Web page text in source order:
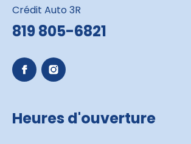
Crédit Auto 3R
819 805-6821
Heures d'ouverture